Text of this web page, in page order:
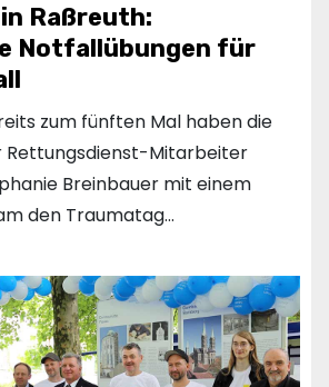
Raßreuth:
Notfallübungen für
zum fünften Mal haben die
Rettungsdienst-Mitarbeiter
Breinbauer mit einem
den Traumatag…